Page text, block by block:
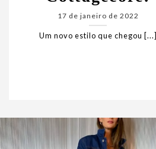
17 de janeiro de 2022
Um novo estilo que chegou [...]